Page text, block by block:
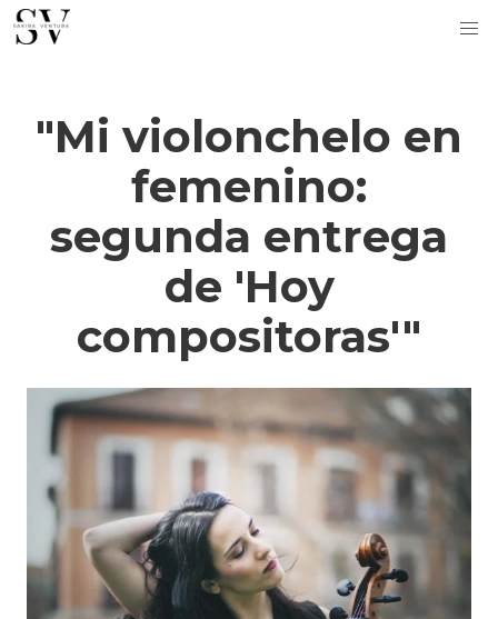
"Mi violonchelo en
femenino:
segunda entrega
de 'Hoy
compositoras'"